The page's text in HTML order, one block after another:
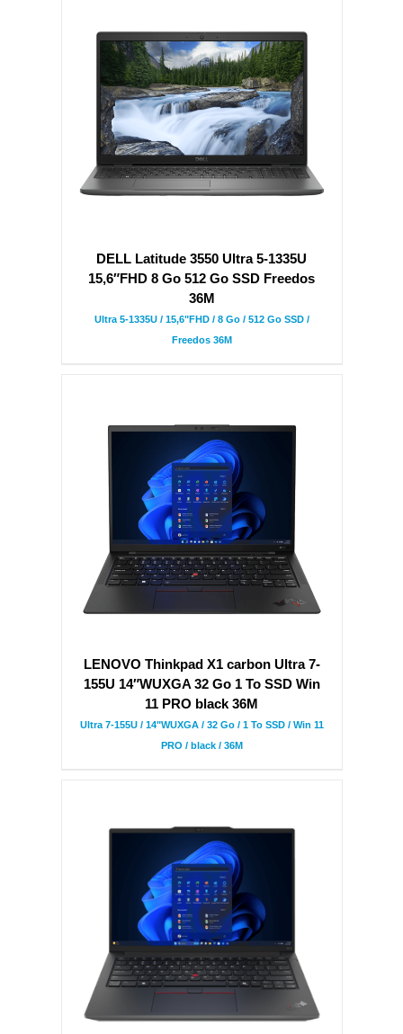
DELL Latitude 3550 Ultra 5-1335U
15,6″FHD 8 Go 512 Go SSD Freedos
36M
Ultra 5-1335U / 15,6"FHD / 8 Go / 512 Go SSD /
Freedos 36M
LENOVO Thinkpad X1 carbon Ultra 7-
155U 14″WUXGA 32 Go 1 To SSD Win
11 PRO black 36M
Ultra 7-155U / 14"WUXGA / 32 Go / 1 To SSD / Win 11
PRO / black / 36M